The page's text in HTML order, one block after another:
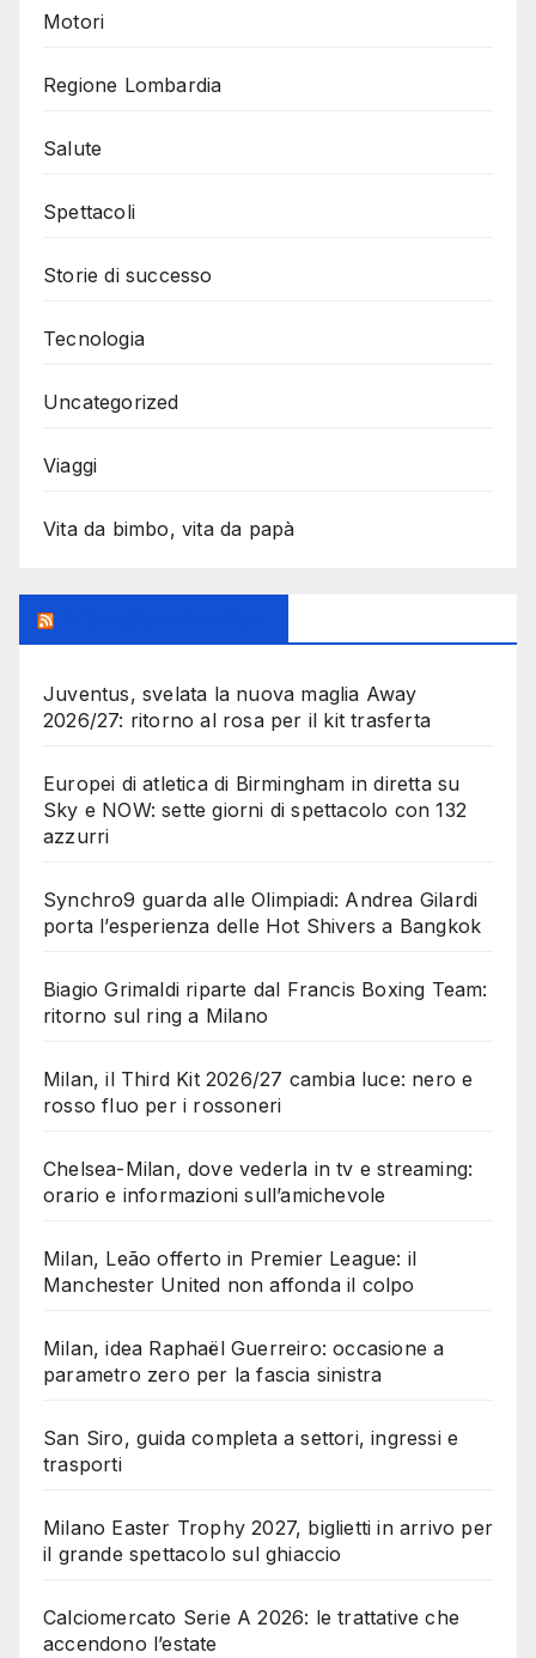
Motori
Regione Lombardia
Salute
Spettacoli
Storie di successo
Tecnologia
Uncategorized
Viaggi
Vita da bimbo, vita da papà
Juventus, svelata la nuova maglia Away
2026/27: ritorno al rosa per il kit trasferta
Europei di atletica di Birmingham in diretta su
Sky e NOW: sette giorni di spettacolo con 132
azzurri
Synchro9 guarda alle Olimpiadi: Andrea Gilardi
porta l’esperienza delle Hot Shivers a Bangkok
Biagio Grimaldi riparte dal Francis Boxing Team:
ritorno sul ring a Milano
Milan, il Third Kit 2026/27 cambia luce: nero e
rosso fluo per i rossoneri
Chelsea-Milan, dove vederla in tv e streaming:
orario e informazioni sull’amichevole
Milan, Leão offerto in Premier League: il
Manchester United non affonda il colpo
Milan, idea Raphaël Guerreiro: occasione a
parametro zero per la fascia sinistra
San Siro, guida completa a settori, ingressi e
trasporti
Milano Easter Trophy 2027, biglietti in arrivo per
il grande spettacolo sul ghiaccio
Calciomercato Serie A 2026: le trattative che
accendono l’estate